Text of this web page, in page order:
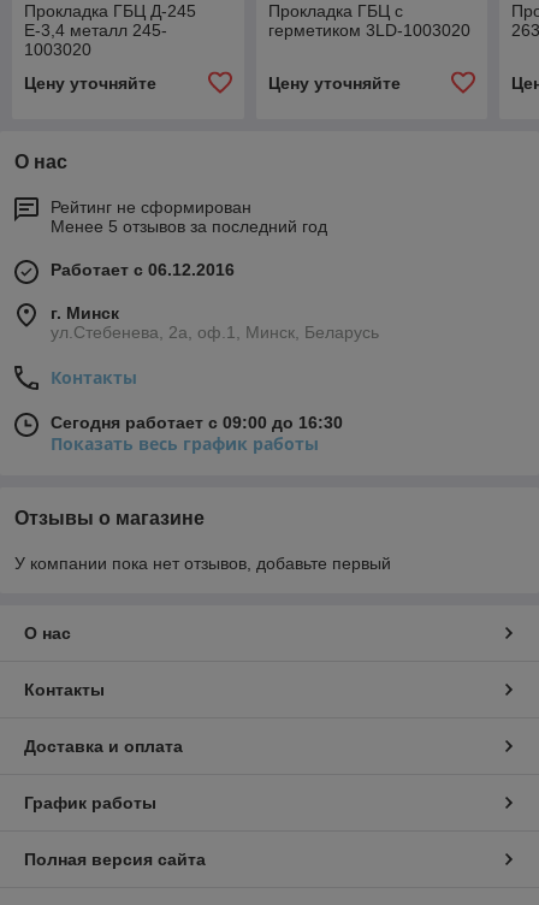
Прокладка ГБЦ Д-245
Е-3,4 металл 245-
1003020
Цену уточняйте
Прокладка ГБЦ с
герметиком 3LD-1003020
Цену уточняйте
О нас
Рейтинг не сформирован
Менее 5 отзывов за последний год
Работает с 06.12.2016
г. Минск
ул.Стебенева, 2а, оф.1, Минск, Беларусь
Контакты
Сегодня работает с 09:00 до 16:30
Показать весь график работы
Отзывы о магазине
У компании пока нет отзывов, добавьте первый
О нас
Контакты
Доставка и оплата
График работы
Полная версия сайта